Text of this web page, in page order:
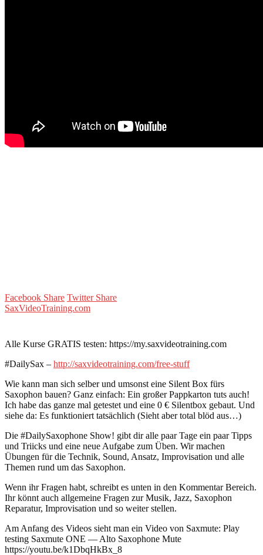
Facebook Share Twitter Share
SaxVideoTraining.com
Alle Kurse GRATIS testen: https://my.saxvideotraining.com
#DailySax – http://saxvideotraining.com/free-stuff
Wie kann man sich selber und umsonst eine Silent Box fürs
Saxophon bauen? Ganz einfach: Ein großer Pappkarton tuts auch!
Ich habe das ganze mal getestet und eine 0 € Silentbox gebaut. Und
siehe da: Es funktioniert tatsächlich (Sieht aber total blöd aus…)
Die #DailySaxophone Show! gibt dir alle paar Tage ein paar Tipps
und Triicks und eine neue Aufgabe zum Üben. Wir machen
Übungen für die Technik, Sound, Ansatz, Improvisation und alle
Themen rund um das Saxophon.
Wenn ihr Fragen habt, schreibt es unten in den Kommentar Bereich.
Ihr könnt auch allgemeine Fragen zur Musik, Jazz, Saxophon
Reparatur, Improvisation und so weiter stellen.
Am Anfang des Videos sieht man ein Video von Saxmute: Play
testing Saxmute ONE — Alto Saxophone Mute
https://youtu.be/k1DbqHkBx_8